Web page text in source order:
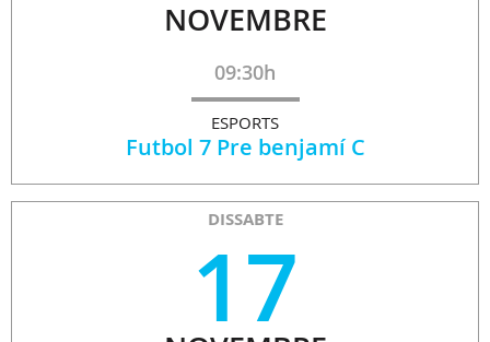
NOVEMBRE
09:30h
ESPORTS
Futbol 7 Pre benjamí C
DISSABTE
17